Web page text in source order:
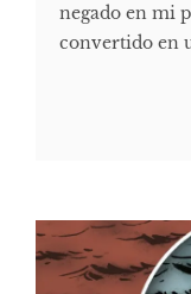
negado en mi
convertido en